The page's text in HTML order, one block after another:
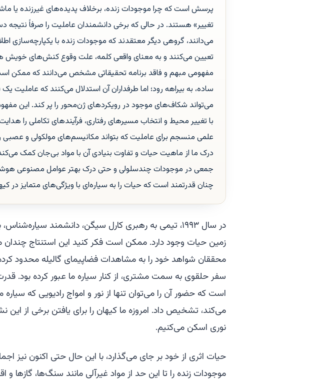
پرسش است که چرا موجودات زنده، برخلاف پدیده‌های غیرزنده یا
تغییر» هستند. در حالی که برخی دانشمندان عاملیت را صرفاً نتیجه
می‌دانند، گروهی دیگر معتقدند که موجودات زنده با یکپارچه‌سازی
تعیین می‌کنند و به معنای واقعی کلمه، علت وقوع کنش‌های خویش
مفهومی مبهم و فاقد برنامه تحقیقاتی مشخص می‌دانند که ممکن
ساده، به بیراهه رود؛ اما طرفداران آن استدلال می‌کنند که عاملیت
می‌تواند شکاف‌های موجود در رویکردهای ژن‌محور را پر کند. این
با تغییر محیط و انتخاب مسیرهای رفتاری، فرآیندهای تکاملی را
علمی منسجم برای عاملیت که بتواند مکانیسم‌های مولکولی و عصبی را
درک ما از ماهیت حیات و تفاوت بنیادی آن با مواد بی‌جان کمک
جمعی در موجودات چندسلولی و حتی درک بهتر عوامل مصنوعی
چنان قدرتمند است که حیات را به سیاره‌ای با ویژگی‌های متمایز در
در سال ۱۹۹۳، تیمی به رهبری کارل سیگن، دانشمند
زمین حیات وجود دارد. ممکن است فکر کنید این استنتاج
محققان شواهد خود را به مشاهدات فضاپیمای گالیله محدود
سفر حلقوی به سمت مشتری، از کنار سیاره ما عبور کرده بود.
است که حضور آن را می‌توان تنها از نور و امواج رادیویی که
می‌کند، تشخیص داد. امروزه ما کیهان را برای یافتن برخی از این
نوری اسکن می‌کنیم.
حیات اثری از خود بر جای می‌گذارد، با این حال حتی اکنون نیز
موجودات زنده را تا این حد از مواد غیرآلی مانند سنگ‌ها، گازها و